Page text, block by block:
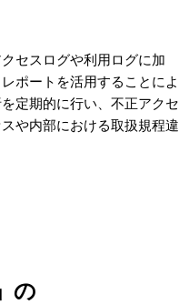
セスログや利用ログに加
ポートを活用することによ
定期的に行い、不正アクセ
や内部における取扱規程違
の